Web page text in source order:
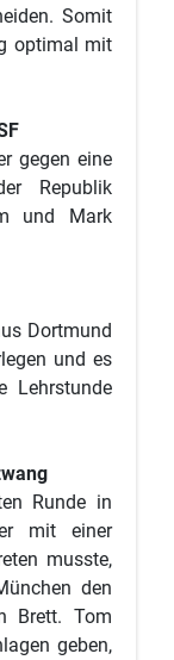
Somit
optimal mit
gegen eine
Republik
und Mark
Dortmund
und es
Lehrstunde
Runde in
mit einer
musste,
den
Brett. Tom
geben,